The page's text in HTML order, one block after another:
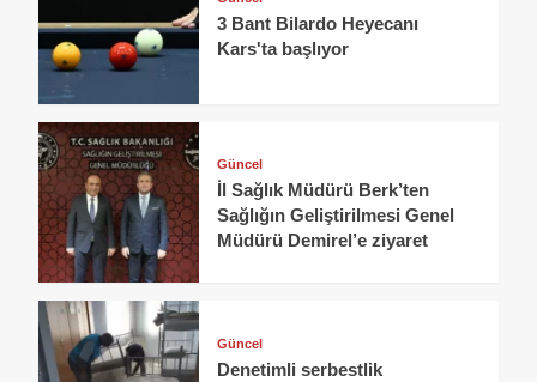
3 Bant Bilardo Heyecanı
Kars'ta başlıyor
Güncel
İl Sağlık Müdürü Berk’ten
Sağlığın Geliştirilmesi Genel
Müdürü Demirel’e ziyaret
Güncel
Denetimli serbestlik